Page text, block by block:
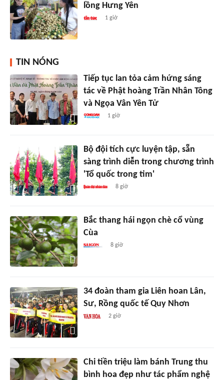
lồng Hưng Yên
1 giờ
TIN NÓNG
Tiếp tục lan tỏa cảm hứng sáng
tác về Phật hoàng Trần Nhân Tông
và Ngọa Vân Yên Tử
1 giờ
Bộ đội tích cực luyện tập, sẵn
sàng trình diễn trong chương trình
'Tổ quốc trong tim'
8 giờ
Bắc thang hái ngọn chè cổ vùng
Cùa
8 giờ
34 đoàn tham gia Liên hoan Lân,
Sư, Rồng quốc tế Quy Nhơn
2 giờ
Chi tiền triệu làm bánh Trung thu
bình hoa đẹp như tác phẩm nghệ